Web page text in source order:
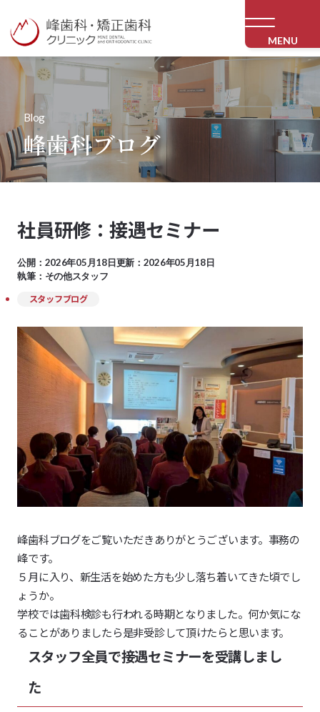
MENU
Blog
峰歯科ブログ
社員研修：接遇セミナー
公開：2026年05月18日更新：2026年05月18日
執筆：その他スタッフ
スタッフブログ
峰歯科ブログをご覧いただきありがとうございます。事務の
峰です。
５月に入り、新生活を始めた方も少し落ち着いてきた頃でし
ょうか。
学校では歯科検診も行われる時期となりました。何か気にな
ることがありましたら是非受診して頂けたらと思います。
スタッフ全員で接遇セミナーを受講しまし
た